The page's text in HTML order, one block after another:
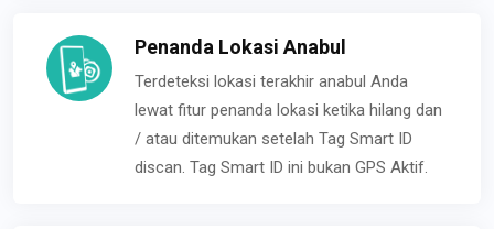
Penanda Lokasi Anabul
Terdeteksi lokasi terakhir anabul Anda
lewat fitur penanda lokasi ketika hilang dan
/ atau ditemukan setelah Tag Smart ID
discan. Tag Smart ID ini bukan GPS Aktif.